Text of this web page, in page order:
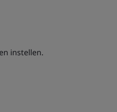
instellen.